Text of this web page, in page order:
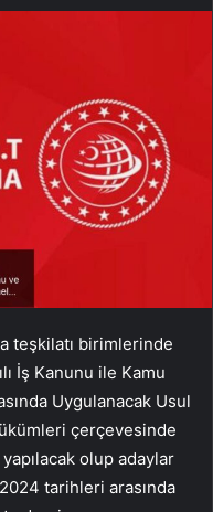
teşkilatı birimlerinde
İş Kanunu ile Kamu
Uygulanacak Usul
çerçevesinde
olup adaylar
tarihleri arasında